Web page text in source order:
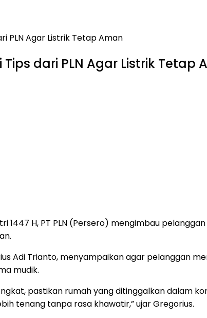
PLN Agar Listrik Tetap Aman
dari PLN Agar Listrik Tetap
H, PT PLN (Persero) mengimbau
Adi Trianto, menyampaikan agar pelanggan
mudik.
pastikan rumah yang ditinggalkan dalam
tenang tanpa rasa khawatir,” ujar Gregorius.